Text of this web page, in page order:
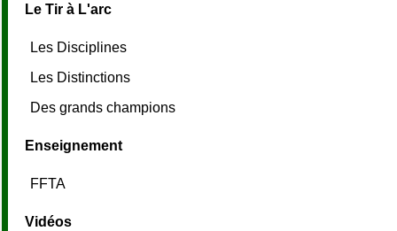
Le Tir à L'arc
Les Disciplines
Les Distinctions
Des grands champions
Enseignement
FFTA
Vidéos